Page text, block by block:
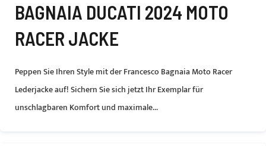
BAGNAIA DUCATI 2024 MOTO
RACER JACKE
Peppen Sie Ihren Style mit der Francesco Bagnaia Moto Racer
Lederjacke auf! Sichern Sie sich jetzt Ihr Exemplar für
unschlagbaren Komfort und maximale...